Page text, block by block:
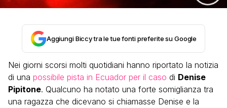
Aggiungi Biccy tra le tue fonti preferite su Google
Nei giorni scorsi molti quotidiani hanno riportato la notizia
di una possibile pista in Ecuador per il caso di Denise
Pipitone. Qualcuno ha notato una forte somiglianza tra
una ragazza che dicevano si chiamasse Denise e la